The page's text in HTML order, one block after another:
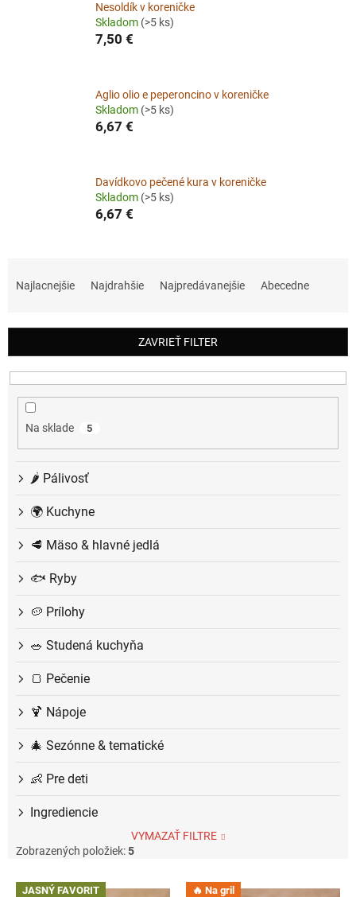
Nesoldík v koreničke
Skladom (>5 ks)
7,50 €
Aglio olio e peperoncino v koreničke
Skladom (>5 ks)
6,67 €
Davídkovo pečené kura v koreničke
Skladom (>5 ks)
6,67 €
i
e
p
Najlacnejšie Najdrahšie Najpredávanejšie Abecedne
ZAVRIEŤ FILTER
Na sklade 5
🌶️ Pálivosť
🌍 Kuchyne
🥩 Mäso & hlavné jedlá
🐟 Ryby
🥔 Prílohy
🥗 Studená kuchyňa
🍞 Pečenie
🍹 Nápoje
🎄 Sezónne & tematické
👶 Pre deti
Ingrediencie
VYMAZAŤ FILTRE
Zobrazených položiek:5
V JASNÝ FAVORIT
🔥 Na gril